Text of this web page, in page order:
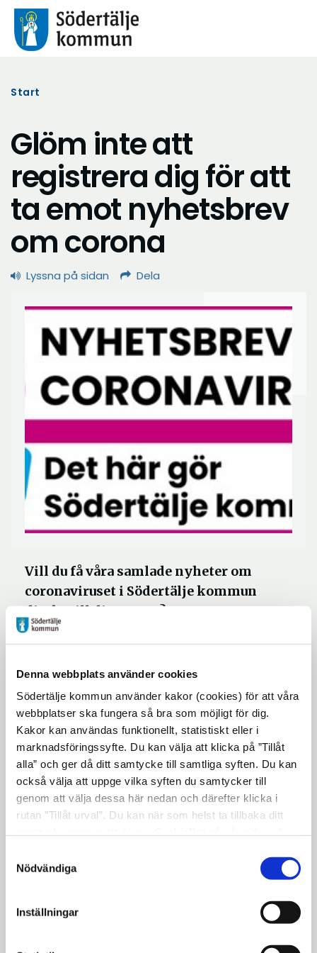
Denna webbplats använder cookies
Södertälje kommun använder kakor (cookies) för att våra
webbplatser ska fungera så bra som möjligt för dig.
Kakor kan användas funktionellt, statistiskt eller i
marknadsföringssyfte. Du kan välja att klicka på ”Tillåt
alla” och ger då ditt samtycke till samtliga syften. Du kan
också välja att uppge vilka syften du samtycker till
genom att välja dessa här nedan och därefter klicka i
rutan ”Tillåt urval”. Du kan när som helst ta tillbaka ditt
"Visa detaljer" kan du läsa om hur kakorna används och
hur vi och våra leverantörer inhämtar och behandlar
Nödvändiga
Inställningar
Start
Glöm inte att
registrera dig för att
ta emot nyhetsbrev
om corona
Lyssna på sidan Dela
Vill du få våra samlade nyheter om
coronaviruset i Södertälje kommun
direkt till din e-post?
nyhetsbrev som samlar vad kommunens
verksamheter gör för att hantera
coronaviruset och sjukdomen covid-19. Vi
har nu gjort om nyhetsbrevet i ett mer
attraktivt och tillgängligt format som
skickas direkt till din e-postadress. Allt du
behöver göra är att registerna din e-
postadress för att prenumerera på
nyhetsbrevet.
När du registrerar dig får du ett mejl till din
Registrera dig här för att få nyhetsbrevet.Öppna
i